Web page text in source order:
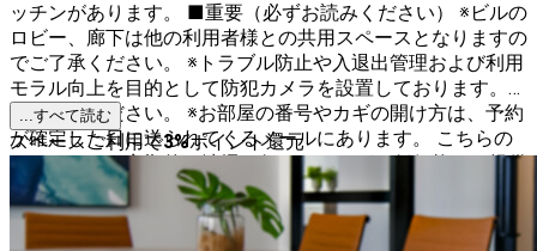
ッチンがあります。 ■重要（必ずお読みください） ※ビルの
ロビー、廊下は他の利用者様との共用スペースとなりますの
でご了承ください。 ※トラブル防止や入退出管理および利用
モラル向上を目的として防犯カメラを設置しております。予
めご了承ください。 ※お部屋の番号やカギの開け方は、予約
が確定した日に送られてくるメールにあります。 こちらの
スペースでは定期的に清掃を行ってますが、低価格でご提供
するため、お客様によるセルフクリーニング制となっており
ます（お客様のご利用の直後に毎回清掃をしているわけでは
ありません） そのため、直前のお客様のご利用モラル次第
...すべて読む
スペースご利用で3%ポイント還元